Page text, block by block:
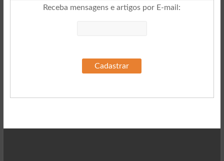
Receba mensagens e artigos por E-mail :